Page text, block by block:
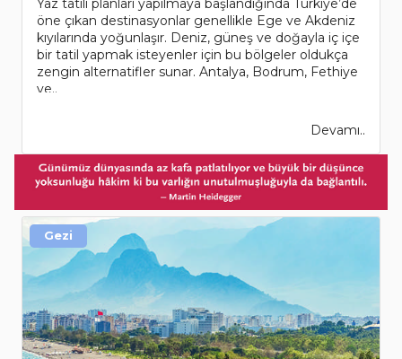
Yaz tatili planları yapılmaya başlandığında Türkiye’de
öne çıkan destinasyonlar genellikle Ege ve Akdeniz
kıyılarında yoğunlaşır. Deniz, güneş ve doğayla iç içe
bir tatil yapmak isteyenler için bu bölgeler oldukça
zengin alternatifler sunar. Antalya, Bodrum, Fethiye
ve..
Devamı..
Gezi